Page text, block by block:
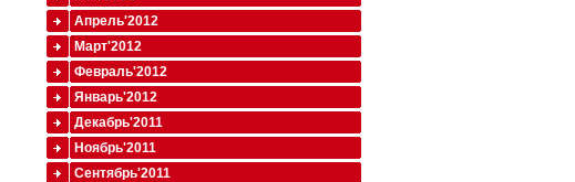
Апрель'2012
Март'2012
Февраль'2012
Январь'2012
Декабрь'2011
Ноябрь'2011
Сентябрь'2011